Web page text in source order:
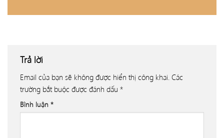
Trả lời
Email của bạn sẽ không được hiển thị công khai. Các
trường bắt buộc được đánh dấu *
Bình luận *